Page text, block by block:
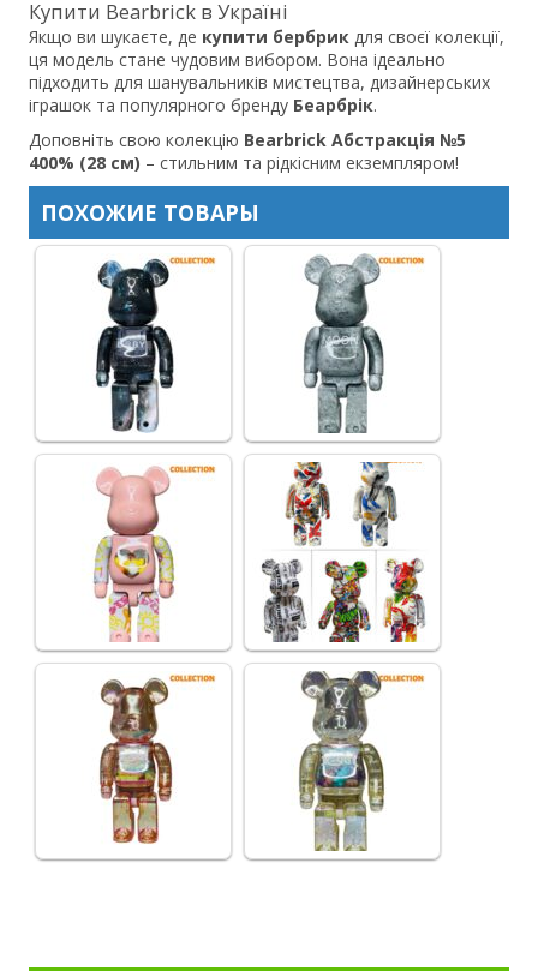
Купити Bearbrick в Україні
Якщо ви шукаєте, де купити бербрик для своєї колекції,
ця модель стане чудовим вибором. Вона ідеально
підходить для шанувальників мистецтва, дизайнерських
іграшок та популярного бренду Беарбрік.
Доповніть свою колекцію Bearbrick Абстракція №5
400% (28 см) – стильним та рідкісним екземпляром!
ПОХОЖИЕ ТОВАРЫ